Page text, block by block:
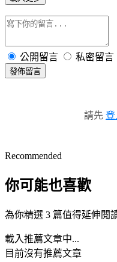
公開留言 私密留言
發佈留言
請先 登
Recommended
你可能也喜歡
為你精選 3 篇值得延伸閱
載入推薦文章中...
目前沒有推薦文章